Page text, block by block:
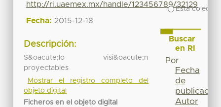
http://ri.uaemex.mx/handle/123456789/32129
Fecha: 2015-12-18
Descripción:
S&oacute;lo visi&oacute;n
proyectables
Mostrar el registro completo del
objeto digital
Ficheros en el objeto digital
Esta
Buscar
en RI
Por
Fecha
de
publicación
Autor